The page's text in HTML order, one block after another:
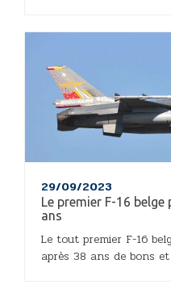
29/09/2023
Le premier F-16
ans
Le tout premier F-16
après 38 ans de bons et